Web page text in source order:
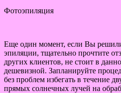
Фотоэпиляция
Еще один момент, если Вы
эпиляции, тщательно прочтите
других клиентов, не стоит в
дешевизной. Запланируйте
без проблем избегать в течение
прямых солнечных лучей на